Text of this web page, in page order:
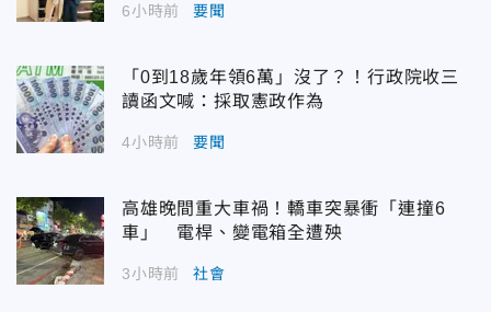
6小時前 要聞
「0到18歲年領6萬」沒了？！行政院收三
讀函文喊：採取憲政作為
4小時前 要聞
高雄晚間重大車禍！轎車突暴衝「連撞6
車」 電桿、變電箱全遭殃
3小時前 社會